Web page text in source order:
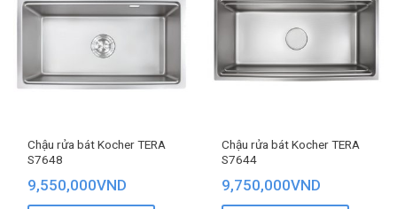
Chậu rửa bát Kocher TERA
S7648
9,550,000VND
Chậu rửa bát Kocher TERA
S7644
9,750,000VND